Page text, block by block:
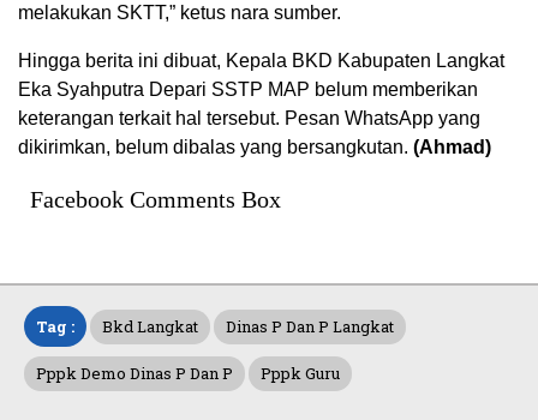
melakukan SKTT,” ketus nara sumber.
Hingga berita ini dibuat, Kepala BKD Kabupaten Langkat
Eka Syahputra Depari SSTP MAP belum memberikan
keterangan terkait hal tersebut. Pesan WhatsApp yang
dikirimkan, belum dibalas yang bersangkutan. (Ahmad)
Facebook Comments Box
Tag : Bkd Langkat Dinas P Dan P Langkat
Pppk Demo Dinas P Dan P Pppk Guru